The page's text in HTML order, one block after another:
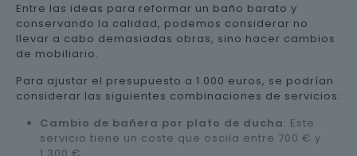
Entre las ideas para reformar un baño barato y
conservando la calidad, podemos considerar no
llevar a cabo demasiadas obras, sino hacer cambios
de mobiliario.
Para ajustar el presupuesto a 1.000 euros, se podrían
considerar las siguientes combinaciones de servicios:
Cambio de bañera por plato de ducha: Este
servicio tiene un coste que oscila entre 700 € y